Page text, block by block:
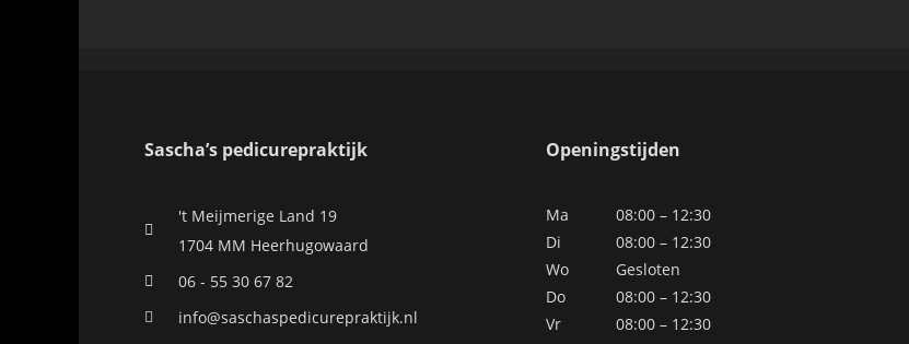
Sascha’s pedicurepraktijk
't Meijmerige Land 19
1704 MM Heerhugowaard
06 - 55 30 67 82
info@saschaspedicurepraktijk.nl
Openingstijden
Ma
08:00 – 12:30
Di
08:00 – 12:30
Wo
Gesloten
Do
08:00 – 12:30
Vr
08:00 – 12:30